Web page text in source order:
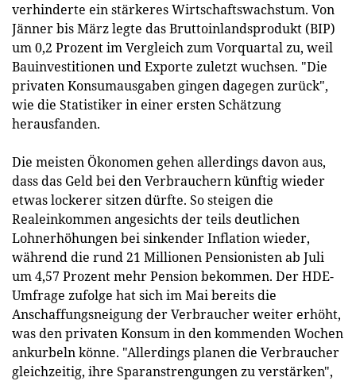
verhinderte ein stärkeres Wirtschaftswachstum. Von
Jänner bis März legte das Bruttoinlandsprodukt (BIP)
um 0,2 Prozent im Vergleich zum Vorquartal zu, weil
Bauinvestitionen und Exporte zuletzt wuchsen. "Die
privaten Konsumausgaben gingen dagegen zurück",
wie die Statistiker in einer ersten Schätzung
herausfanden.
Die meisten Ökonomen gehen allerdings davon aus,
dass das Geld bei den Verbrauchern künftig wieder
etwas lockerer sitzen dürfte. So steigen die
Realeinkommen angesichts der teils deutlichen
Lohnerhöhungen bei sinkender Inflation wieder,
während die rund 21 Millionen Pensionisten ab Juli
um 4,57 Prozent mehr Pension bekommen. Der HDE-
Umfrage zufolge hat sich im Mai bereits die
Anschaffungsneigung der Verbraucher weiter erhöht,
was den privaten Konsum in den kommenden Wochen
ankurbeln könne. "Allerdings planen die Verbraucher
gleichzeitig, ihre Sparanstrengungen zu verstärken",